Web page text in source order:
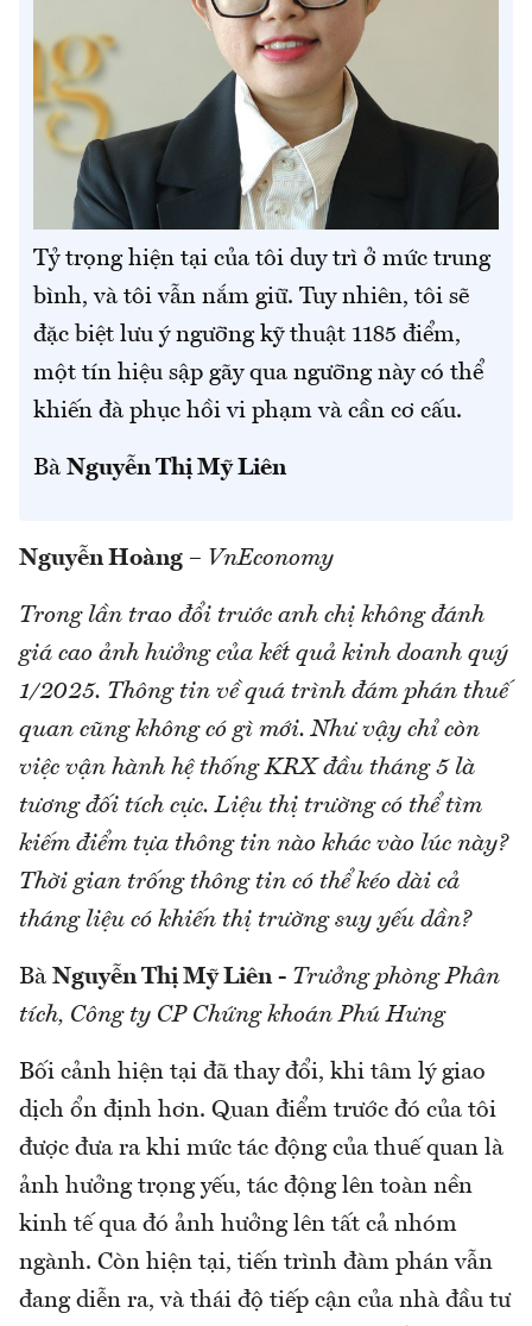
Tỷ trọng hiện tại của tôi duy trì ở mức trung
bình, và tôi vẫn nắm giữ. Tuy nhiên, tôi sẽ
đặc biệt lưu ý ngưỡng kỹ thuật 1185 điểm,
một tín hiệu sập gãy qua ngưỡng này có thể
khiến đà phục hồi vi phạm và cần cơ cấu.
Bà Nguyễn Thị Mỹ Liên
Nguyễn Hoàng – VnEconomy
Trong lần trao đổi trước anh chị không đánh
giá cao ảnh hưởng của kết quả kinh doanh quý
1/2025. Thông tin về quá trình đám phán thuế
quan cũng không có gì mới. Như vậy chỉ còn
việc vận hành hệ thống KRX đầu tháng 5 là
tương đối tích cực. Liệu thị trường có thể tìm
kiếm điểm tựa thông tin nào khác vào lúc này?
Thời gian trống thông tin có thể kéo dài cả
tháng liệu có khiến thị trường suy yếu dần?
Bà Nguyễn Thị Mỹ Liên- Trưởng phòng Phân
tích, Công ty CP Chứng khoán Phú Hưng
Bối cảnh hiện tại đã thay đổi, khi tâm lý giao
dịch ổn định hơn. Quan điểm trước đó của tôi
được đưa ra khi mức tác động của thuế quan là
ảnh hưởng trọng yếu, tác động lên toàn nền
kinh tế qua đó ảnh hưởng lên tất cả nhóm
ngành. Còn hiện tại, tiến trình đàm phán vẫn
đang diễn ra, và thái độ tiếp cận của nhà đầu tư